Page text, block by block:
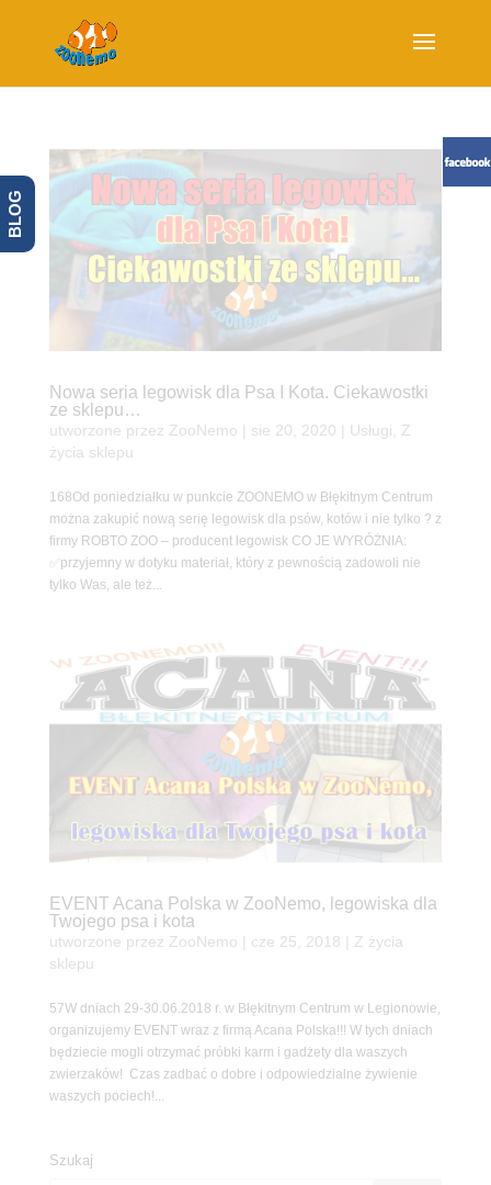
Nowa seria legowisk dla Psa I Kota. Ciekawostki
ze sklepu…
utworzone przez ZooNemo sie 20, 2020 Usługi
Z
życia sklepu
168Od poniedziałku w punkcie ZOONEMO w Błękitnym Centrum
można zakupić nową serię legowisk dla psów, kotów i nie tylko ? z
firmy ROBTO ZOO – producent legowisk CO JE WYRÓŻNIA:
✅przyjemny w dotyku materiał, który z pewnością zadowoli nie
tylko Was, ale też...
EVENT Acana Polska w ZooNemo, legowiska dla
Twojego psa i kota
utworzone przez ZooNemo cze 25, 2018
Z życia
sklepu
57W dniach 29-30.06.2018 r. w Błękitnym Centrum w Legionowie,
organizujemy EVENT wraz z firmą Acana Polska!!! W tych dniach
będziecie mogli otrzymać próbki karm i gadżety dla waszych
zwierzaków! Czas zadbać o dobre i odpowiedzialne żywienie
waszych pociech!...
Szukaj
BLOG